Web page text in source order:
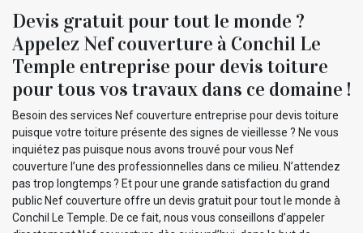
Devis gratuit pour tout le monde ?
Appelez Nef couverture à Conchil Le
Temple entreprise pour devis toiture
pour tous vos travaux dans ce domaine !
Besoin des services Nef couverture entreprise pour devis toiture
puisque votre toiture présente des signes de vieillesse ? Ne vous
inquiétez pas puisque nous avons trouvé pour vous Nef
couverture l’une des professionnelles dans ce milieu. N’attendez
pas trop longtemps ? Et pour une grande satisfaction du grand
public Nef couverture offre un devis gratuit pour tout le monde à
Conchil Le Temple. De ce fait, nous vous conseillons d’appeler